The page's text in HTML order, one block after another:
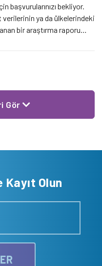
başvurularınızı bekliyor.
ya da ülkelerindeki
bir araştırma raporu
odaklanarak hitap edecek.
Gör
Olun